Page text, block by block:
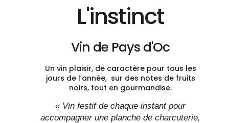
L'instinct
Vin de Pays d'Oc
Un vin plaisir, de caractère pour tous les
jours de l’année, sur des notes de fruits
noirs, tout en gourmandise.
« Vin festif de chaque instant pour
accompagner une planche de charcuterie,